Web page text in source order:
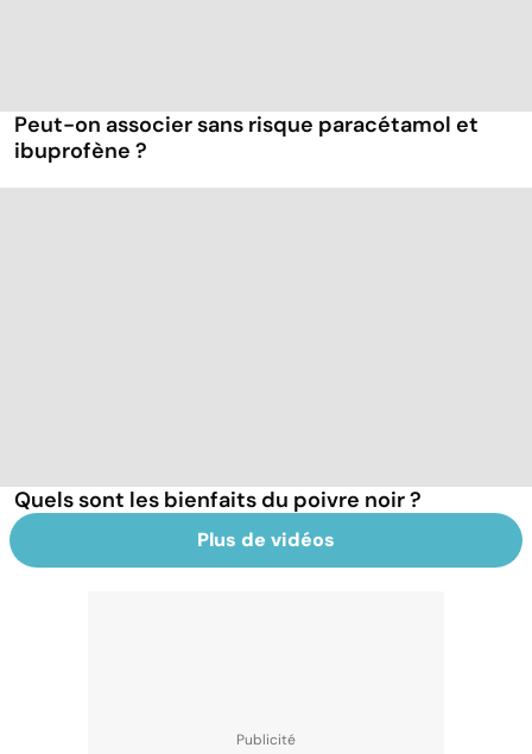
Peut-on associer sans risque paracétamol et
ibuprofène ?
Quels sont les bienfaits du poivre noir ?
Plus de vidéos